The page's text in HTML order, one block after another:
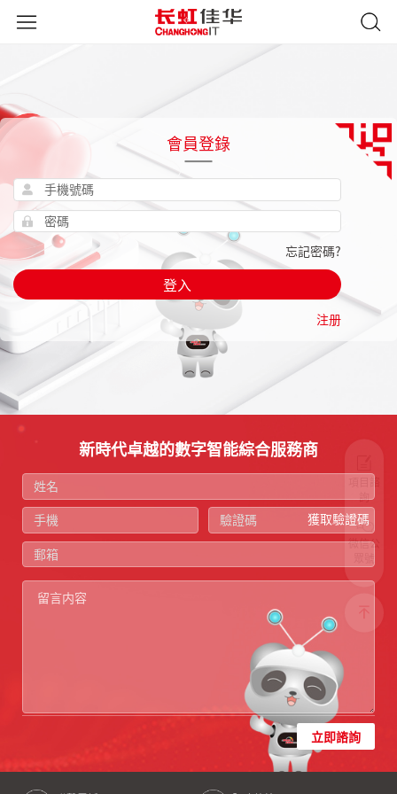
會員登錄
忘記密碼?
登入
注册
詢
微信公
新時代卓越的數字智能綜合服務商
獲取驗證碼
立即諮詢